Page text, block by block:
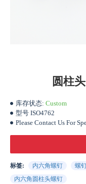
圆柱
库存状态: Custom
型号 ISO4762
Please Contact Us For
标签: 内六角螺钉 螺
内六角圆柱头螺钉